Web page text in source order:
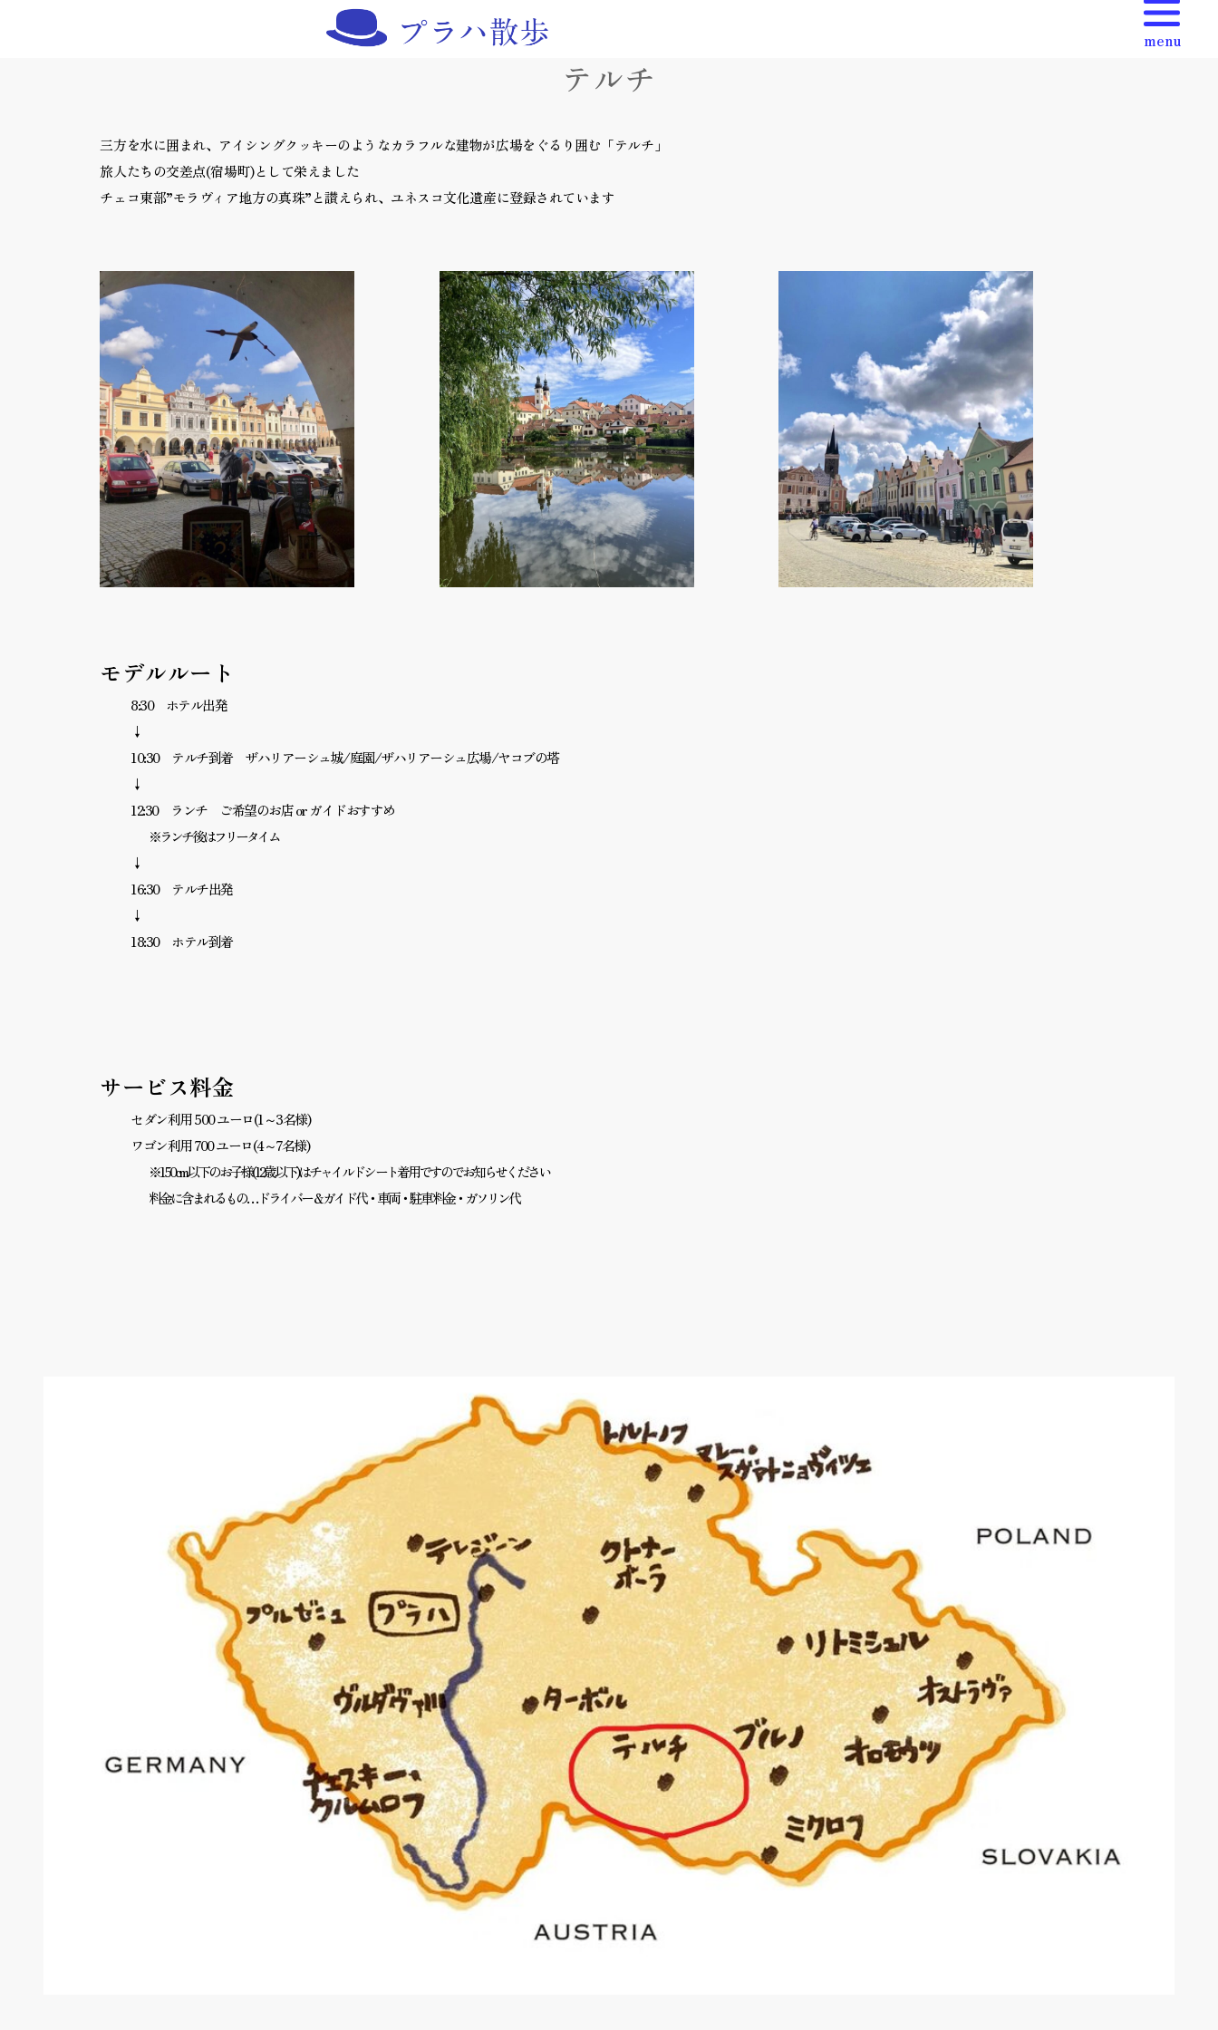
テルチ
三方を水に囲まれ、アイシングクッキーのようなカラフルな建物が広場をぐるり囲む「テルチ」
旅人たちの交差点(宿場町)として栄えました
チェコ東部”モラヴィア地方の真珠”と讃えられ、ユネスコ文化遺産に登録されています
モデルルート
8:30 ホテル出発
↓
10:30 テルチ到着 ザハリアーシュ城/庭園/ザハリアーシュ広場/ヤコブの塔
↓
12:30 ランチ ご希望のお店 or ガイドおすすめ
※ランチ後はフリータイム
↓
16:30 テルチ出発
↓
18:30 ホテル到着
サービス料金
セダン利用 500 ユーロ(1～3名様)
ワゴン利用 700 ユーロ(4～7名様)
※150cm以下のお子様(12歳以下)はチャイルドシート着用ですのでお知らせください
料金に含まれるもの…ドライバー＆ガイド代・車両・駐車料金・ガソリン代